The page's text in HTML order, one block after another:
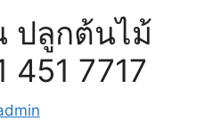
ปลูกต้นไม้
451 7717